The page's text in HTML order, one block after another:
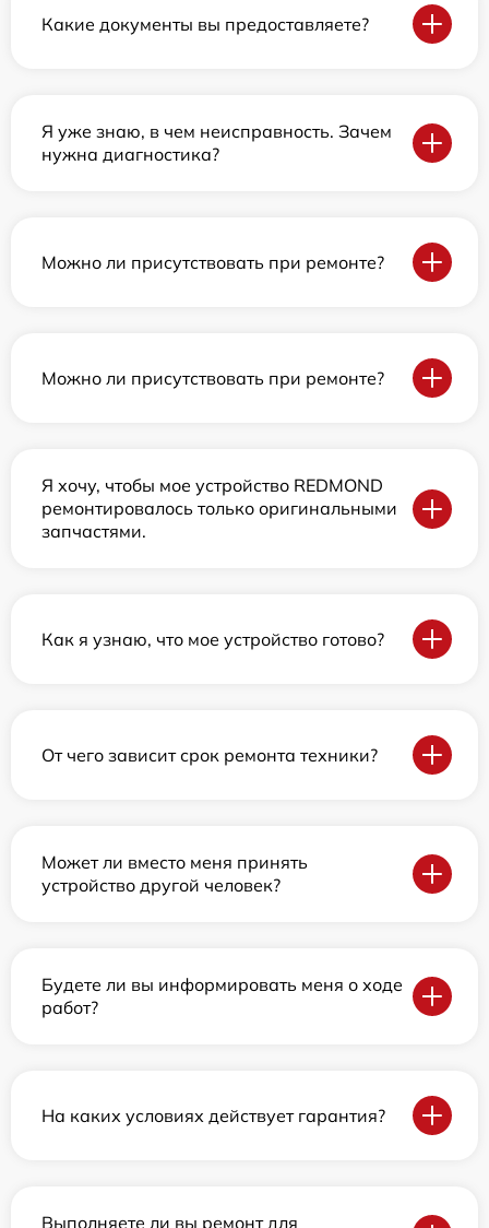
Какие документы вы предоставляете?
Я уже знаю, в чем неисправность. Зачем
нужна диагностика?
Можно ли присутствовать при ремонте?
Можно ли присутствовать при ремонте?
Я хочу, чтобы мое устройство REDMOND
ремонтировалось только оригинальными
запчастями.
Как я узнаю, что мое устройство готово?
От чего зависит срок ремонта техники?
Может ли вместо меня принять
устройство другой человек?
Будете ли вы информировать меня о ходе
работ?
На каких условиях действует гарантия?
Выполняете ли вы ремонт для